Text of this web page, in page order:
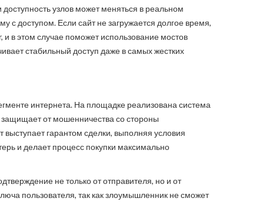
узлов может меняться в реальном
с доступом. Если сайт не загружается долгое время,
в этом случае поможет использование мостов
стабильный доступ даже в самых жестких
интернета. На площадке реализована система
от мошенничества со стороны
гарантом сделки, выполняя условия
и делает процесс покупки максимально
не только от отправителя, но и от
пользователя, так как злоумышленник не сможет